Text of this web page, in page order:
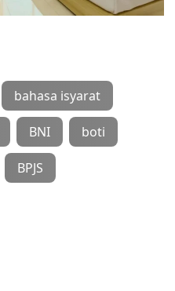
bahasa isyarat
BNI boti
BPJS